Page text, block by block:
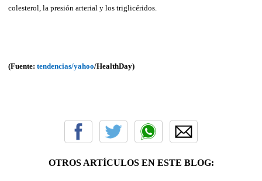
colesterol, la presión arterial y los triglicéridos.
(Fuente: tendencias/yahoo/HealthDay)
OTROS ARTÍCULOS EN ESTE BLOG: